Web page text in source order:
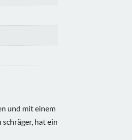
und mit einem
hat ein